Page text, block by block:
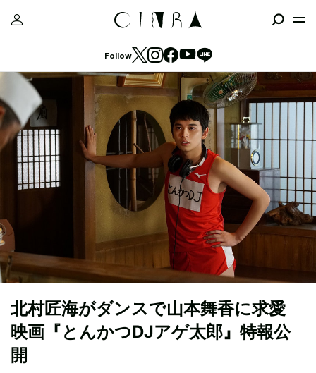
Follow
北村匠海がダンスで山本舞香に求愛
映画『とんかつDJアゲ太郎』特報公
開